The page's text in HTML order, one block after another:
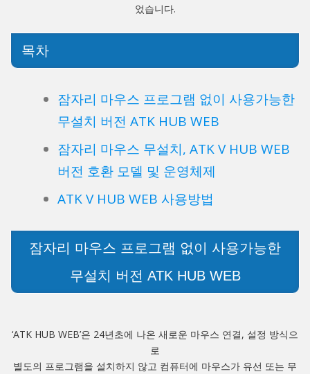
었습니다.
목차
잠자리 마우스 프로그램 없이 사용가능한
무설치 버전 ATK HUB WEB
잠자리 마우스 무설치, ATK V HUB WEB
버전 호환 모델 및 운영체제
ATK V HUB WEB 사용방법
잠자리 마우스 프로그램 없이 사용가능한
무설치 버전 ATK HUB WEB
‘ATK HUB WEB’은 24년초에 나온 새로운 마우스 연결, 설정 방식으
로
별도의 프로그램을 설치하지 않고 컴퓨터에 마우스가 유선 또는 무